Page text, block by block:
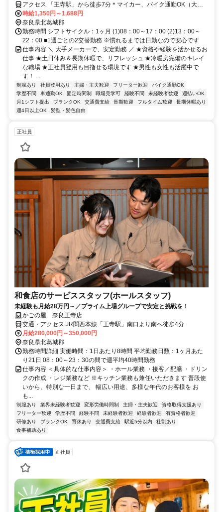
り！アクセス 「王寺駅」から徒歩7分＊マイカー、バイク通勤OK（大型
無料駐車場完備）
時給1,350円～1,688円
奈良県北葛城郡
勤務時間 シフトサイクル：1ヶ月 (1)08：00～17：00 (2)13：00～
22：00 ■1週ごとの2交替勤務 ※慣れるまでは日勤なので安心です
仕事内容 ＼ 大手メーカーで、安定勤務 ／ ★資格や経験を活かせるお
仕事 ★土日休み＆長期休暇で、リフレッシュ ★冷暖房完備のキレイ
な職場 ★正社員登用も目指せる環境です ★男性も女性も活躍中で
す！ ...
制服あり 社員登用あり 主婦・主夫歓迎 フリーター歓迎
バイク通勤OK
学歴不問
車通勤OK 固定時間制 職場見学可 経験不問 未経験者歓迎
週払いOK
月1シフト提出
ブランクOK 交通費支給 長期歓迎 フルタイム歓迎
長期休暇あり
週4日以上OK
髪型・髪色自由
正社員
和食店のサービススタッフ(ホールスタッフ)
未経験も月給28万円～／プライム上場グループで安定と挑戦を！
かごの屋 奈良王寺店
交通・アクセス JR関西本線「王寺駅」南口より南へ徒歩4分
月給280,000円～350,000円
奈良県北葛城郡
勤務時間詳細 実働時間：1日あたり8時間 平均勤務日数：1ヶ月あた
り21日 08：00～23：30の間で週平均40時間勤務
仕事内容 ＜具体的な仕事内容＞ ・ホール業務 ・接客／配膳 ・ドリン
クの作成 ・レジ業務など ※キッチン業務も兼任いただきます 普段使
いから、特別な一日まで、 幅広い用途、多様な年代のお客様を お
も...
制服あり 業界未経験者歓迎 変形労働時間制 主婦・主夫歓迎
資格取得支援あり
フリーター歓迎
学歴不問 経験不問 未経験者歓迎 経験者歓迎
有資格者歓迎
研修あり
ブランクOK 育休あり 交通費支給 駅近5分以内
社割あり
食事補助あり
正社員